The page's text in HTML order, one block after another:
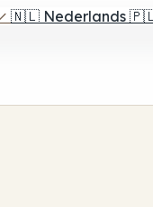
🇳🇱 Nederlands